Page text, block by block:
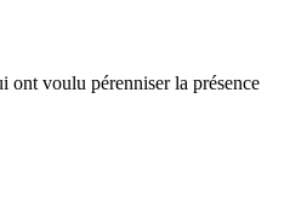
ont voulu pérenniser la présence